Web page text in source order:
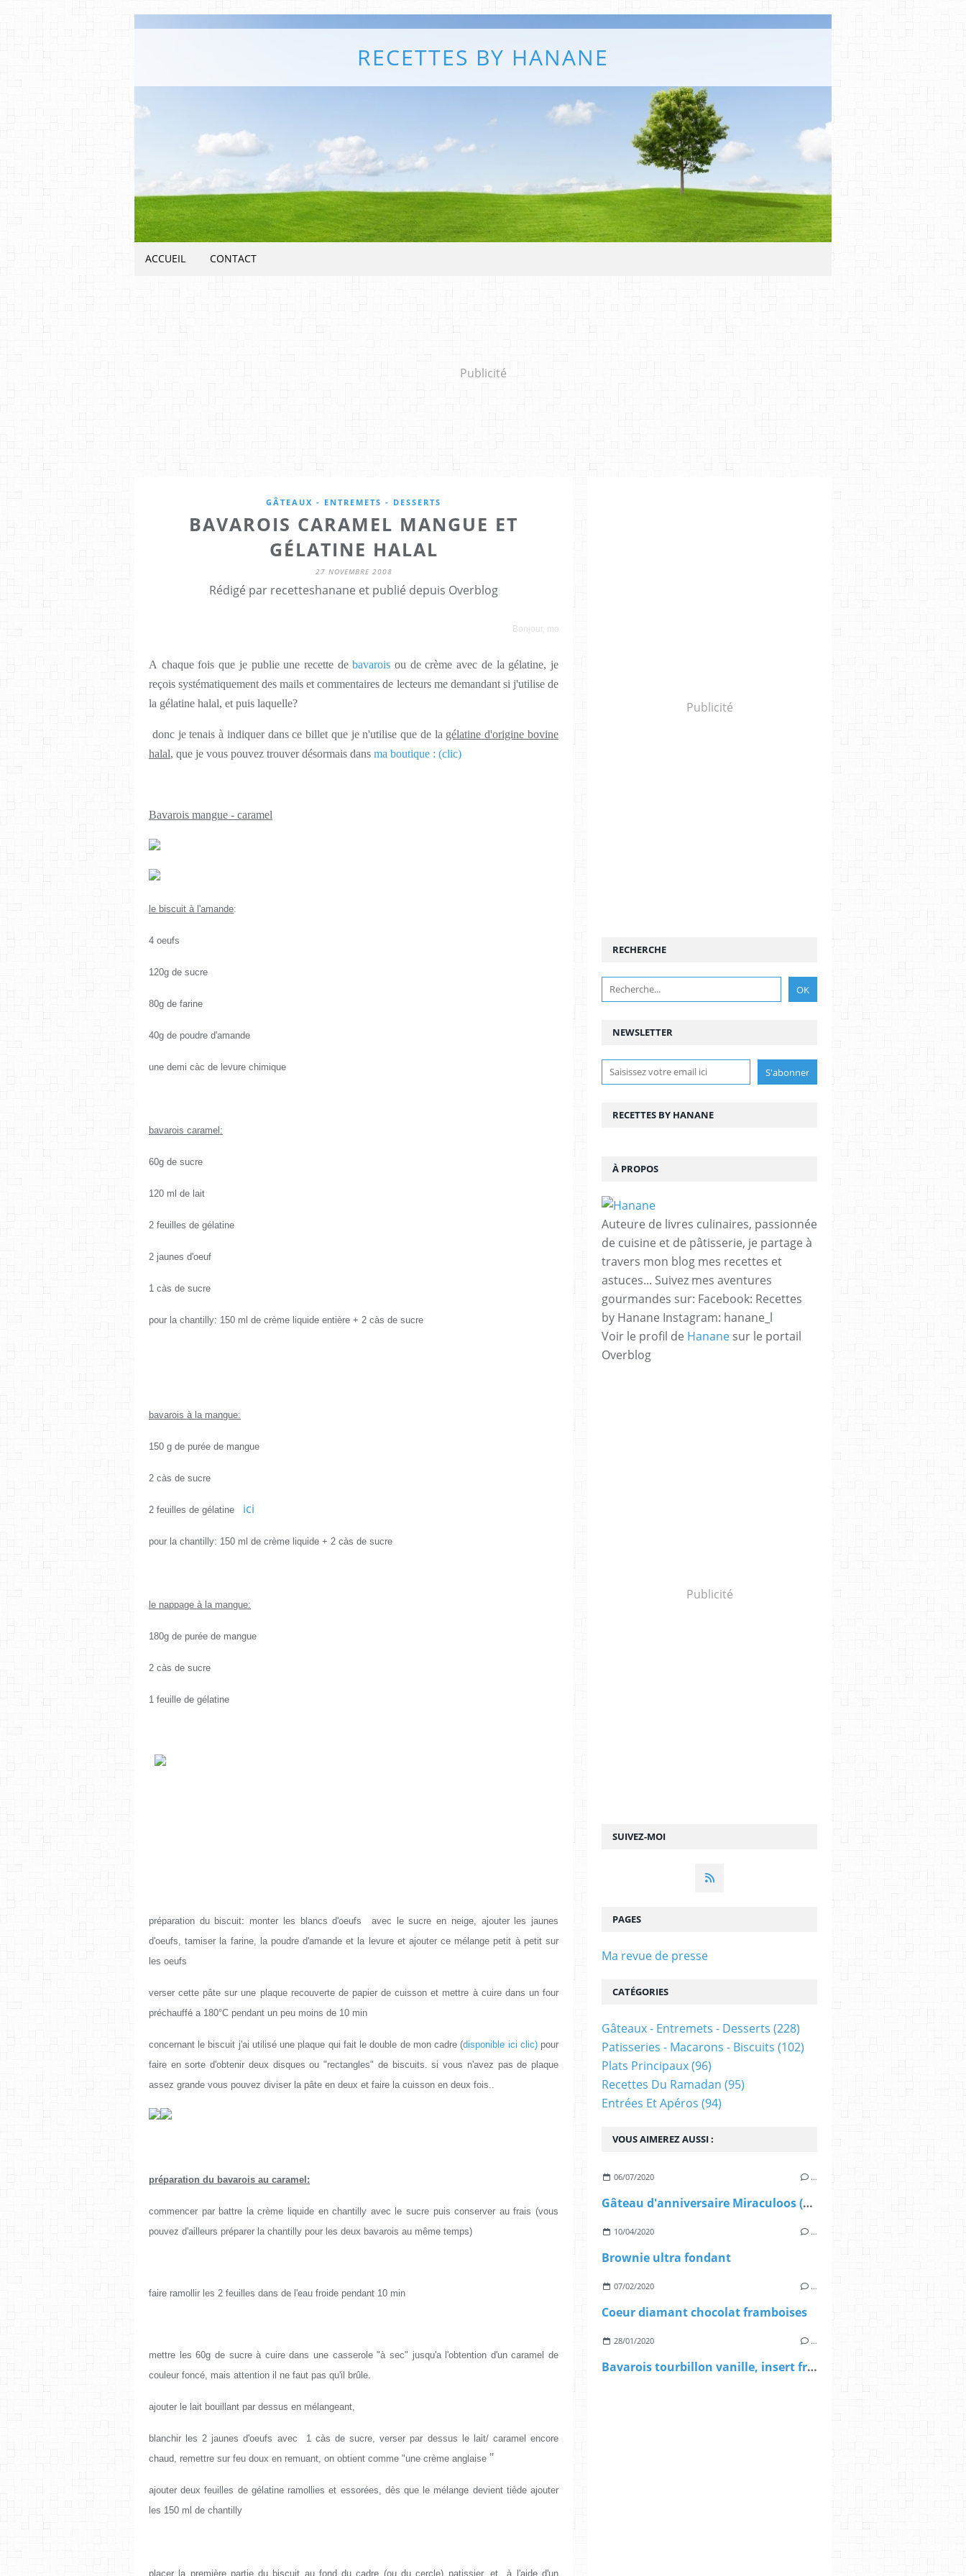
RECETTES BY HANANE
ACCUEIL CONTACT
Publicité
GÂTEAUX - ENTREMETS - DESSERTS
BAVAROIS CARAMEL MANGUE ET
GÉLATINE HALAL
27 NOVEMBRE 2008
Rédigé par recetteshanane et publié depuis Overblog
Bonjour, mon blog a changé d'hébergeur, pensez à changer vos liens et à vous réinscrire à la nouvelle newsletter
A chaque fois que je publie une recette debavarois ou de crème avec de la gélatine, je
reçois systématiquement des mails et commentaires de lecteurs me demandant si j'utilise de
la gélatine halal, et puis laquelle?
donc je tenais à indiquer dans ce billet que je n'utilise que de la gélatine d'origine bovine
halal, que je vous pouvez trouver désormais dans ma boutique : (clic)
Bavarois mangue - caramel
le biscuit à l'amande:
4 oeufs
120g de sucre
80g de farine
40g de poudre d'amande
une demi càc de levure chimique
bavarois caramel:
60g de sucre
120 ml de lait
2 feuilles de gélatine
2 jaunes d'oeuf
1 càs de sucre
pour la chantilly: 150 ml de crème liquide entière + 2 càs de sucre
bavarois à la mangue:
150 g de purée de mangue
2 càs de sucre
2 feuilles de gélatine ici
pour la chantilly: 150 ml de crème liquide + 2 càs de sucre
le nappage à la mangue:
180g de purée de mangue
2 càs de sucre
1 feuille de gélatine
préparation du biscuit: monter les blancs d'oeufs avec le sucre en neige, ajouter les jaunes
d'oeufs, tamiser la farine, la poudre d'amande et la levure et ajouter ce mélange petit à petit sur
les oeufs
verser cette pâte sur une plaque recouverte de papier de cuisson et mettre à cuire dans un four
préchauffé a 180°C pendant un peu moins de 10 min
concernant le biscuit j'ai utilisé une plaque qui fait le double de mon cadre (disponible ici clic)pour
faire en sorte d'obtenir deux disques ou "rectangles" de biscuits. si vous n'avez pas de plaque
assez grande vous pouvez diviser la pâte en deux et faire la cuisson en deux fois..
préparation du bavarois au caramel:
commencer par battre la crème liquide en chantilly avec le sucre puis conserver au frais (vous
pouvez d'ailleurs préparer la chantilly pour les deux bavarois au même temps)
faire ramollir les 2 feuilles dans de l'eau froide pendant 10 min
mettre les 60g de sucre à cuire dans une casserole "à sec" jusqu'a l'obtention d'un caramel de
couleur foncé, mais attention il ne faut pas qu'il brûle.
ajouter le lait bouillant par dessus en mélangeant,
blanchir les 2 jaunes d'oeufs avec 1 càs de sucre, verser par dessus le lait/ caramel encore
chaud, remettre sur feu doux en remuant, on obtient comme "une crème anglaise "
ajouter deux feuilles de gélatine ramollies et essorées, dès que le mélange devient tiède ajouter
les 150 ml de chantilly
placer la première partie du biscuit au fond du cadre (ou du cercle) patissier, et à l'aide d'un
Publicité
NEWSLETTER
SUIVEZ-MOI
RECHERCHE
RECETTES BY HANANE
À PROPOS
Auteure de livres culinaires, passionnée
de cuisine et de pâtisserie, je partage à
travers mon blog mes recettes et
astuces... Suivez mes aventures
gourmandes sur: Facebook: Recettes
by Hanane Instagram: hanane_l
Voir le profil de Hanane sur le portail
Overblog
Publicité
VOUS AIMEREZ AUSSI :
06/07/2020 …
Gâteau d'anniversaire Miraculoos (LadyBug)
10/04/2020 …
Brownie ultra fondant
07/02/2020 …
Coeur diamant chocolat framboises
28/01/2020 …
Bavarois tourbillon vanille, insert fruits de la passion
PAGES
Ma revue de presse
CATÉGORIES
Gâteaux - Entremets - Desserts (228)
Patisseries - Macarons - Biscuits (102)
Plats Principaux(96)
Recettes Du Ramadan (95)
Entrées Et Apéros (94)